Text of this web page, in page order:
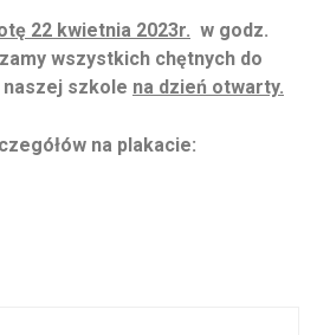
22 kwietnia 2023r. w godz.
wszystkich chętnych do
szkole na dzień otwarty.
na plakacie: